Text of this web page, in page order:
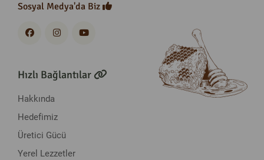
Sosyal Medya'da Biz
Hızlı Bağlantılar
Hakkında
Hedefimiz
Üretici Gücü
Yerel Lezzetler